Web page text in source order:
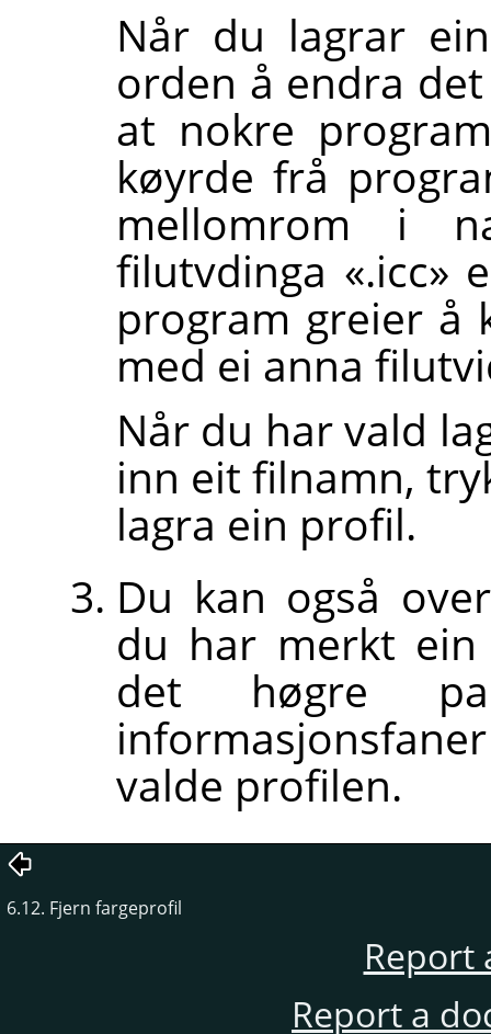
Når du lagrar
orden å endra
at nokre
køyrde frå
mellomrom i
filutvdinga «.icc»
program greier å
med ei anna
Når du har vald
inn eit filnamn,
lagra ein profil.
Du kan også
du har merkt
det høgre
valde profilen.
6.12. Fjern fargeprofil
Report
Report a